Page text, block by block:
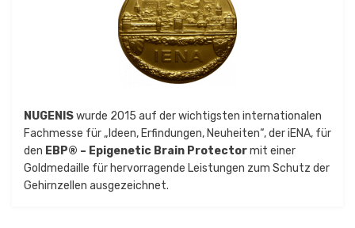
NUGENISwurde 2015 auf der wichtigsten internationalen
Fachmesse für „Ideen, Erfindungen, Neuheiten“, der iENA, für
den EBP® – Epigenetic Brain Protectormit einer
Goldmedaille für hervorragende Leistungen zum Schutz der
Gehirnzellen ausgezeichnet.